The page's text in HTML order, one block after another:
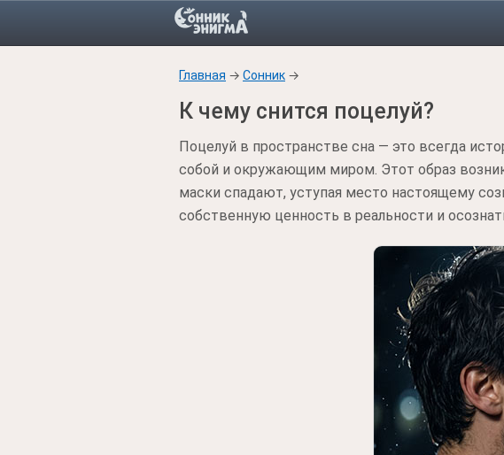
Главная → Сонник →
К чему снится поцелуй?
Поцелуй в пространстве сна — это всегда
собой и окружающим миром. Этот образ
маски спадают, уступая место настоящему
собственную ценность в реальности и